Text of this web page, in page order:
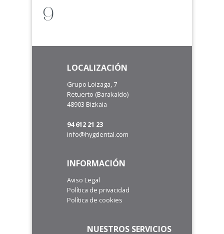
LOCALIZACIÓN
Grupo Loizaga, 7
Retuerto (Barakaldo)
48903 Bizkaia
94 612 21 23
info@hygdental.com
INFORMACIÓN
Aviso Legal
Política de privacidad
Política de cookies
NUESTROS SERVICIOS